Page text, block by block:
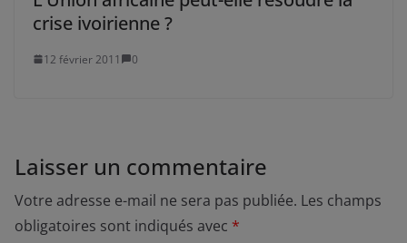
crise ivoirienne ?
12 février 2011 0
Laisser un commentaire
Votre adresse e-mail ne sera pas publiée. Les champs
obligatoires sont indiqués avec *